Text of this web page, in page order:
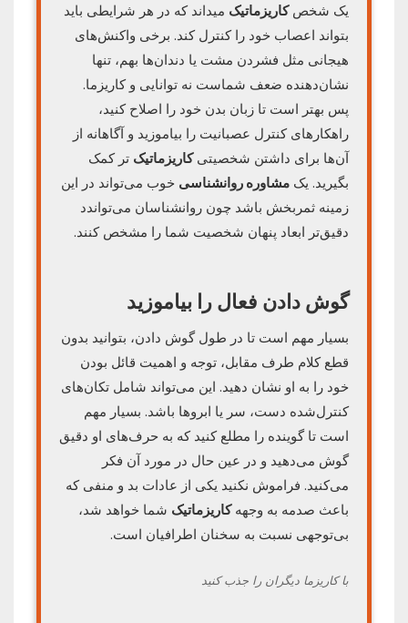
یک شخصکاریزماتیک
می‎داند که در هر شرایطی باید
بتواند اعصاب خود را کنترل کند. برخی واکنش‌های
هیجانی مثل فشردن مشت یا دندان‌ها بهم، تنها
نشان‌دهنده ضعف شماست نه توانایی و کاریزما.
پس بهتر است تا زبان بدن خود را اصلاح کنید،
راهکارهای کنترل عصبانیت را بیاموزید و آگاهانه از
آن‌ها برای داشتن شخصیتیکاریزماتیک ‌تر کمک
بگیرید. یک مشاوره روانشناسی خوب می‌تواند در این
زمینه ثمربخش باشد چون روانشناسان می‌تواندد
دقیق‌تر ابعاد پنهان شخصیت شما را مشخص کنند.
گوش دادن فعال را بیاموزید
بسیار مهم است تا در طول گوش دادن، بتوانید بدون
قطع کلام طرف مقابل، توجه و اهمیت قائل بودن
خود را به او نشان دهید. این می‌تواند شامل تکان‌های
کنترل‌شده دست، سر یا ابروها باشد. بسیار مهم
است تا گوینده را مطلع کنید که به حرف‌های او دقیق
گوش می‌دهید و در عین حال در مورد آن فکر
می‌کنید. فراموش نکنید یکی از عادات بد و منفی که
باعث صدمه به وجههکاریزماتیک شما خواهد شد،
بی‌توجهی نسبت به سخنان اطرافیان است.
با کاریزما دیگران را جذب کنید